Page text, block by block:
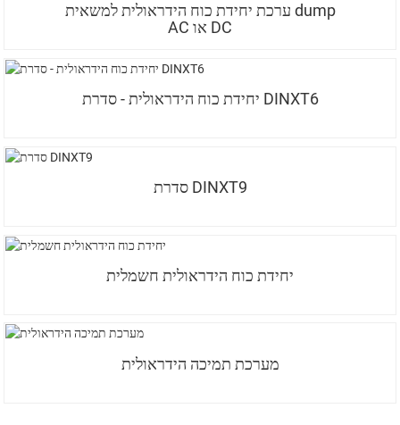
ערכת יחידת כוח הידראולית למשאית dump
AC או DC
יחידת כוח הידראולית - סדרת DINXT6
סדרת DINXT9
יחידת כוח הידראולית חשמלית
מערכת תמיכה הידראולית